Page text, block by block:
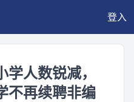
登入
人数锐减，
不再续聘非编